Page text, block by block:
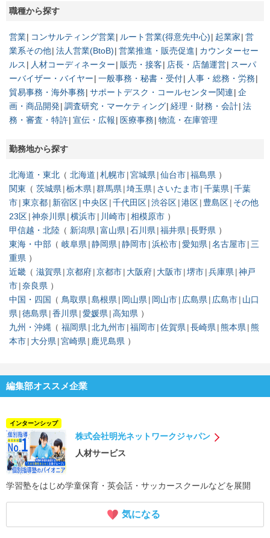
職種から探す
営業 コンサルティング営業 ルート営業(得意先中心) 起業家 営
業系その他 法人営業(BtoB) 営業推進・販売促進
カウンターセー
ルス
人材コーディネーター 販売・接客 店長・店舗運営 スーパ
ーバイザー・バイヤー 一般事務・秘書・受付
人事・総務・労務
貿易事務・海外事務 サポートデスク・コールセンター関連 企
画・商品開発 調査研究・マーケティング 経理・財務・会計 法
務・審査・特許 宣伝・広報 医療事務 物流・在庫管理
勤務地から探す
北海道・東北 北海道 札幌市 宮城県 仙台市 福島県
関東
茨城県 栃木県 群馬県 埼玉県 さいたま市 千葉県 千葉
市 東京都 新宿区 中央区 千代田区 渋谷区 港区 豊島区 その他
23区 神奈川県 横浜市 川崎市 相模原市
甲信越・北陸
新潟県 富山県 石川県 福井県 長野県
東海・中部
岐阜県 静岡県 静岡市 浜松市 愛知県 名古屋市 三
重県
近畿
滋賀県 京都府 京都市 大阪府 大阪市 堺市 兵庫県 神戸
市 奈良県
中国・四国
鳥取県 島根県 岡山県 岡山市 広島県 広島市 山口
県 徳島県 香川県 愛媛県 高知県
九州・沖縄
福岡県 北九州市 福岡市 佐賀県 長崎県 熊本県 熊
本市 大分県 宮崎県 鹿児島県
編集部オススメ企業
インターンシップ
株式会社明光ネットワークジャパン
人材サービス
学習塾をはじめ学童保育・英会話・サッカースクールなどを展開
気になる